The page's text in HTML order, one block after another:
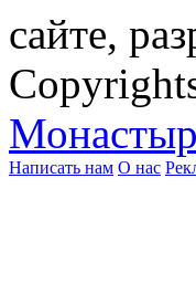
сайте,
Написать нам О нас